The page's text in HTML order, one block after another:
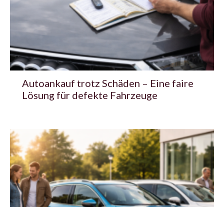
Autoankauf trotz Schäden – Eine faire
Lösung für defekte Fahrzeuge